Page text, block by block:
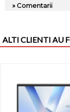
» Comentarii
ALTI CLIENTI AU